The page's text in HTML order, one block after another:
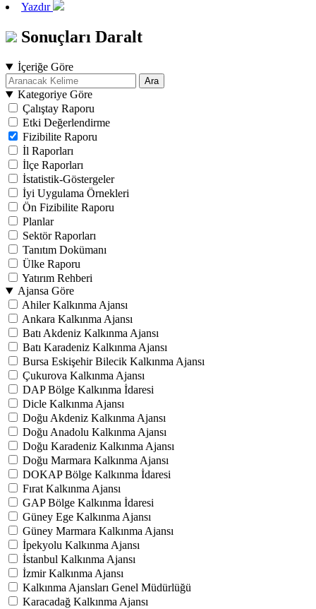
Yazdır
Sonuçları Daralt
İçeriğe Göre
Ara
Kategoriye Göre
Çalıştay Raporu
Etki Değerlendirme
Fizibilite Raporu
İl Raporları
İlçe Raporları
İstatistik-Göstergeler
İyi Uygulama Örnekleri
Ön Fizibilite Raporu
Planlar
Sektör Raporları
Tanıtım Dokümanı
Ülke Raporu
Yatırım Rehberi
Ajansa Göre
Ahiler Kalkınma Ajansı
Ankara Kalkınma Ajansı
Batı Akdeniz Kalkınma Ajansı
Batı Karadeniz Kalkınma Ajansı
Bursa Eskişehir Bilecik Kalkınma Ajansı
Çukurova Kalkınma Ajansı
DAP Bölge Kalkınma İdaresi
Dicle Kalkınma Ajansı
Doğu Akdeniz Kalkınma Ajansı
Doğu Anadolu Kalkınma Ajansı
Doğu Karadeniz Kalkınma Ajansı
Doğu Marmara Kalkınma Ajansı
DOKAP Bölge Kalkınma İdaresi
Fırat Kalkınma Ajansı
GAP Bölge Kalkınma İdaresi
Güney Ege Kalkınma Ajansı
Güney Marmara Kalkınma Ajansı
İpekyolu Kalkınma Ajansı
İstanbul Kalkınma Ajansı
İzmir Kalkınma Ajansı
Kalkınma Ajansları Genel Müdürlüğü
Karacadağ Kalkınma Ajansı